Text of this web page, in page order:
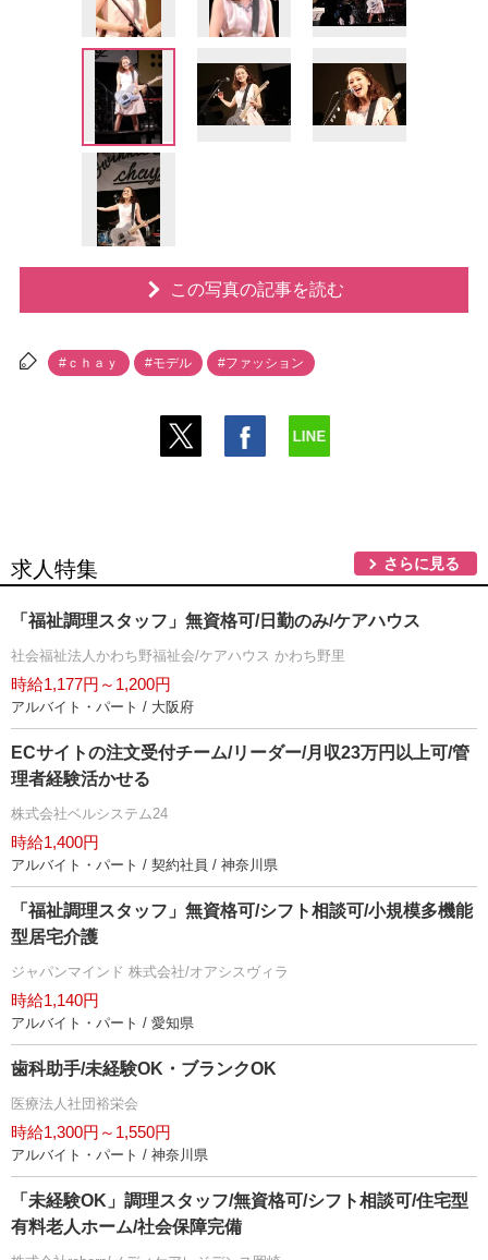
この写真の記事を読む
#ｃｈａｙ #モデル #ファッション
求人特集 さらに見る
「福祉調理スタッフ」無資格可/日勤のみ/ケアハウス
社会福祉法人かわち野福祉会/ケアハウス かわち野里
時給1,177円～1,200円
アルバイト・パート / 大阪府
ECサイトの注文受付チーム/リーダー/月収23万円以上可/管
理者経験活かせる
株式会社ベルシステム24
時給1,400円
アルバイト・パート / 契約社員 / 神奈川県
「福祉調理スタッフ」無資格可/シフト相談可/小規模多機能
型居宅介護
ジャパンマインド 株式会社/オアシスヴィラ
時給1,140円
アルバイト・パート / 愛知県
歯科助手/未経験OK・ブランクOK
医療法人社団裕栄会
時給1,300円～1,550円
アルバイト・パート / 神奈川県
「未経験OK」調理スタッフ/無資格可/シフト相談可/住宅型
有料老人ホーム/社会保障完備